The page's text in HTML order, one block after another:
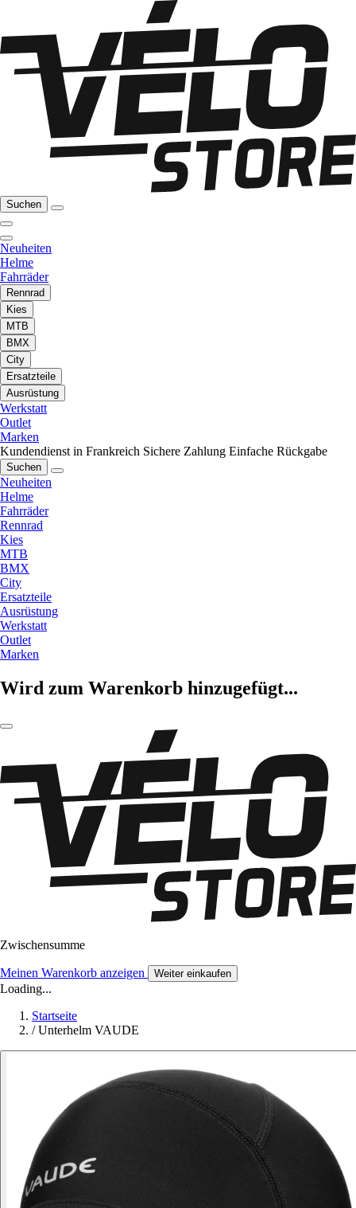
Suchen
Neuheiten
Helme
Fahrräder
Rennrad
Kies
MTB
BMX
City
Ersatzteile
Ausrüstung
Werkstatt
Outlet
Marken
Kundendienst in Frankreich Sichere Zahlung Einfache Rückgabe
Suchen
Neuheiten
Helme
Fahrräder
Rennrad
Kies
MTB
BMX
City
Ersatzteile
Ausrüstung
Werkstatt
Outlet
Marken
Wird zum Warenkorb hinzugefügt...
Zwischensumme
Meinen Warenkorb anzeigen Weiter einkaufen
Loading...
Startseite
/ Unterhelm VAUDE